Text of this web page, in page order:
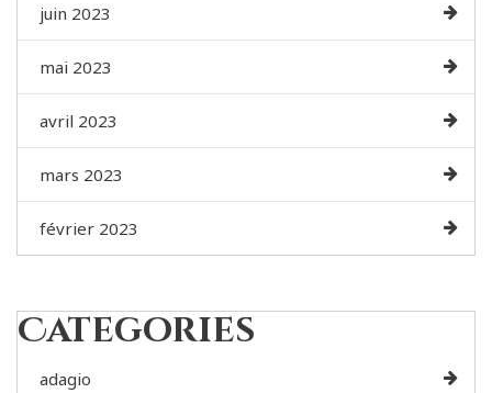
juin 2023
mai 2023
avril 2023
mars 2023
février 2023
Categories
adagio